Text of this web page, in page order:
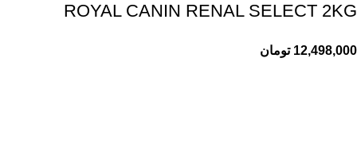
ROYAL CANIN RENAL SELECT 2KG
12,498,000 تومان